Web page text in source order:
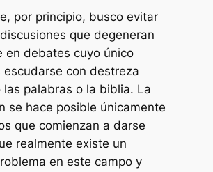
por principio, busco evitar
que degeneran
en debates cuyo único
escudarse con destreza
las palabras o la biblia. La
se hace posible únicamente
que comienzan a darse
realmente existe un
en este campo y